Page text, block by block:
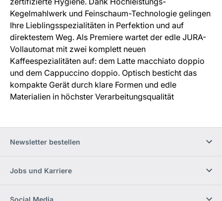
Kegelmahlwerk und Feinschaum-Technologie gelingen
Ihre Lieblingsspezialitäten in Perfektion und auf
direktestem Weg. Als Premiere wartet der edle JURA-
Vollautomat mit zwei komplett neuen
Kaffeespezialitäten auf: dem Latte macchiato doppio
und dem Cappuccino doppio. Optisch besticht das
kompakte Gerät durch klare Formen und edle
Materialien in höchster Verarbeitungsqualität
Newsletter bestellen
Jobs und Karriere
Social Media